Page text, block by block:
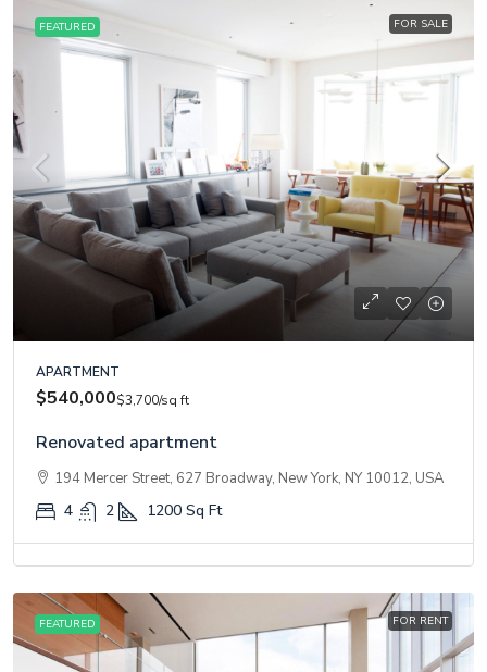
FEATURED FOR SALE
APARTMENT
$540,000$3,700/sq ft
Renovated apartment
194 Mercer Street, 627 Broadway, New York, NY 10012, USA
4 2 1200 Sq Ft
FEATURED FOR RENT